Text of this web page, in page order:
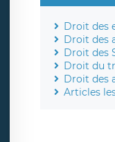
Droit des
Droit des
Droit des
Droit du
Droit des
Articles